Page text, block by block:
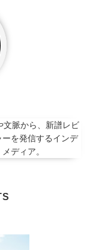
文脈から、新譜レビ
を発信するインデ
ディア。